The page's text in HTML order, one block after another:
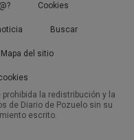
Cookies
Buscar
Mapa del sitio
la redistribución y la
de Diario de Pozuelo sin su
escrito.